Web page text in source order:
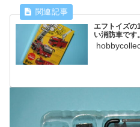
エフトイズの
い消防車です